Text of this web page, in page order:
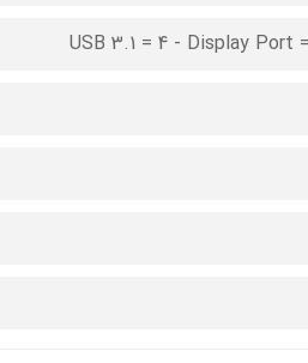
USB 3.1 = 4 - Display Port